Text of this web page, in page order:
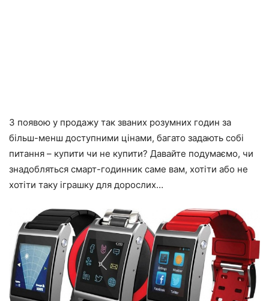
З появою у продажу так званих розумних годин за
більш-менш доступними цінами, багато задають собі
питання – купити чи не купити? Давайте подумаємо, чи
знадобляться смарт-годинник саме вам, хотіти або не
хотіти таку іграшку для дорослих…